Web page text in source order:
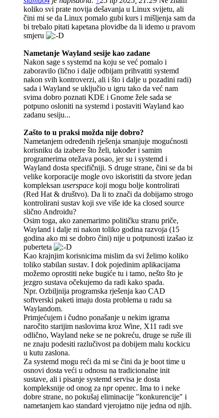
koliko svi prate novija dešavanja u Linux svijetu, ali
čini mi se da Linux pomalo gubi kurs i mišljenja sam da
bi trebalo pitati kapetana plovidbe da li idemo u pravom
smjeru
Nametanje Wayland sesije kao zadane
Nakon sage s systemd na koju se već pomalo i
zaboravilo (lično i dalje odbijam prihvatiti systemd
nakon svih kontroverzi, ali i što i dalje u pozadini radi)
sada i Wayland se uključio u igru tako da već nam
svima dobro poznati KDE i Gnome žele sada se
potpuno osloniti na systemd i postaviti Wayland kao
zadanu sesiju...
Zašto to u praksi možda nije dobro?
Nametanjem određenih rješenja smanjuje mogućnosti
korisniku da izabere što želi, također i samim
programerima otežava posao, jer su i systemd i
Wayland dosta specifičniji. S druge strane, čini se da bi
velike korporacije mogle ovo iskoristiti da stvore jedan
kompleksan userspace koji mogu bolje kontrolirati
(Red Hat & društvo). Da li to znači da dobijamo strogo
kontrolirani sustav koji sve više ide ka closed source
slično Androidu?
Osim toga, ako zanemarimo političku stranu priče,
Wayland i dalje ni nakon toliko godina razvoja (15
godina ako mi se dobro čini) nije u potpunosti izašao iz
puberteta
Kao krajnjim korisnicima mislim da svi želimo koliko
toliko stabilan sustav. I dok pojedinim aplikacijama
možemo oprostiti neke bugiće tu i tamo, nešto što je
jezgro sustava očekujemo da radi kako spada.
Npr. Ozbiljnija programska rješenja kao CAD
softverski paketi imaju dosta problema u radu sa
Waylandom.
Primjećujem i čudno ponašanje u nekim igrama
naročito starijim naslovima kroz Wine, X11 radi sve
odlično, Wayland neke se ne pokreću, druge se ruše ili
ne znaju podesiti razlučivost pa dobijem malu kockicu
u kutu zaslona.
Za systemd mogu reći da mi se čini da je boot time u
osnovi dosta veći u odnosu na tradicionalne init
sustave, ali i pisanje systemd servisa je dosta
kompleksnije od onog za npr openrc. Ima to i neke
dobre strane, no pokušaj eliminacije "konkurencije" i
nametanjem kao standard vjerojatno nije jedna od njih.